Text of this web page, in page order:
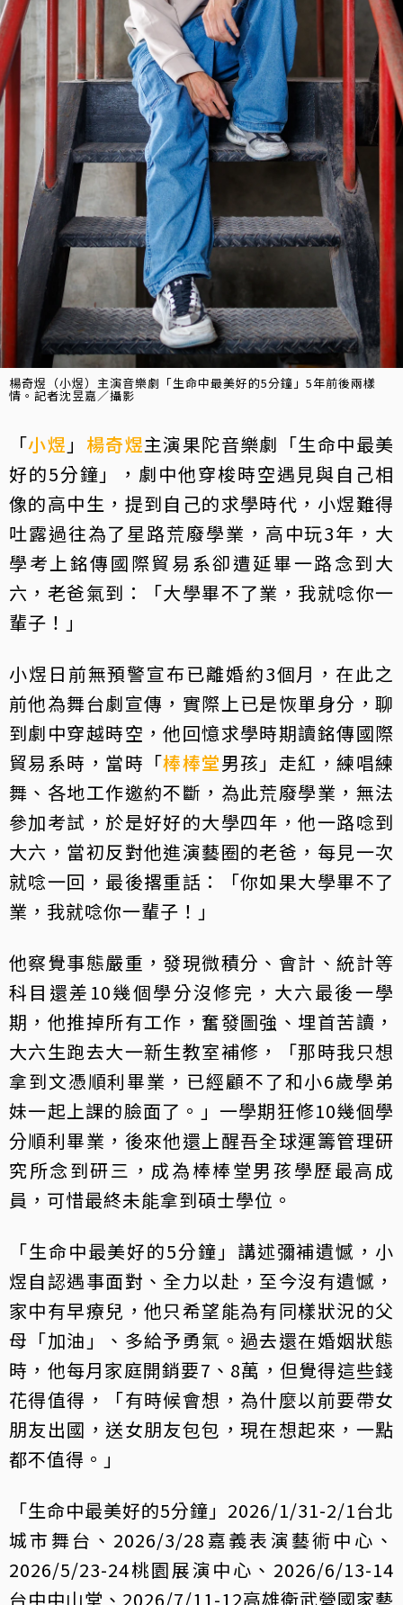
楊奇煜（小煜）主演音樂劇「生命中最美好的5分鐘」5年前後兩樣
情。記者沈昱嘉／攝影
「小煜 」 楊奇煜主演果陀音樂劇「生命中最美
好的5分鐘」，劇中他穿梭時空遇見與自己相
像的高中生，提到自己的求學時代，小煜難得
吐露過往為了星路荒廢學業，高中玩3年，大
學考上銘傳國際貿易系卻遭延畢一路念到大
六，老爸氣到：「大學畢不了業，我就唸你一
輩子！」
小煜日前無預警宣布已離婚約3個月，在此之
前他為舞台劇宣傳，實際上已是恢單身分，聊
到劇中穿越時空，他回憶求學時期讀銘傳國際
貿易系時，當時「棒棒堂男孩」走紅，練唱練
舞、各地工作邀約不斷，為此荒廢學業，無法
參加考試，於是好好的大學四年，他一路唸到
大六，當初反對他進演藝圈的老爸，每見一次
就唸一回，最後撂重話：「你如果大學畢不了
業，我就唸你一輩子！」
他察覺事態嚴重，發現微積分、會計、統計等
科目還差10幾個學分沒修完，大六最後一學
期，他推掉所有工作，奮發圖強、埋首苦讀，
大六生跑去大一新生教室補修，「那時我只想
拿到文憑順利畢業，已經顧不了和小6歲學弟
妹一起上課的臉面了。」一學期狂修10幾個學
分順利畢業，後來他還上醒吾全球運籌管理研
究所念到研三，成為棒棒堂男孩學歷最高成
員，可惜最終未能拿到碩士學位。
「生命中最美好的5分鐘」講述彌補遺憾，小
煜自認遇事面對、全力以赴，至今沒有遺憾，
家中有早療兒，他只希望能為有同樣狀況的父
母「加油」、多給予勇氣。過去還在婚姻狀態
時，他每月家庭開銷要7、8萬，但覺得這些錢
花得值得，「有時候會想，為什麼以前要帶女
朋友出國，送女朋友包包，現在想起來，一點
都不值得。」
「生命中最美好的5分鐘」2026/1/31-2/1台北
城市舞台、2026/3/28嘉義表演藝術中心、
2026/5/23-24桃園展演中心、2026/6/13-14
台中中山堂、2026/7/11-12高雄衛武營國家藝